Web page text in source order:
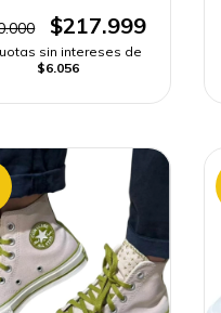
$217.999
sin intereses de
$6.056